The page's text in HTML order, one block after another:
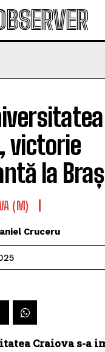
victorie
la
(M)
Cruceru
Craiova s-a